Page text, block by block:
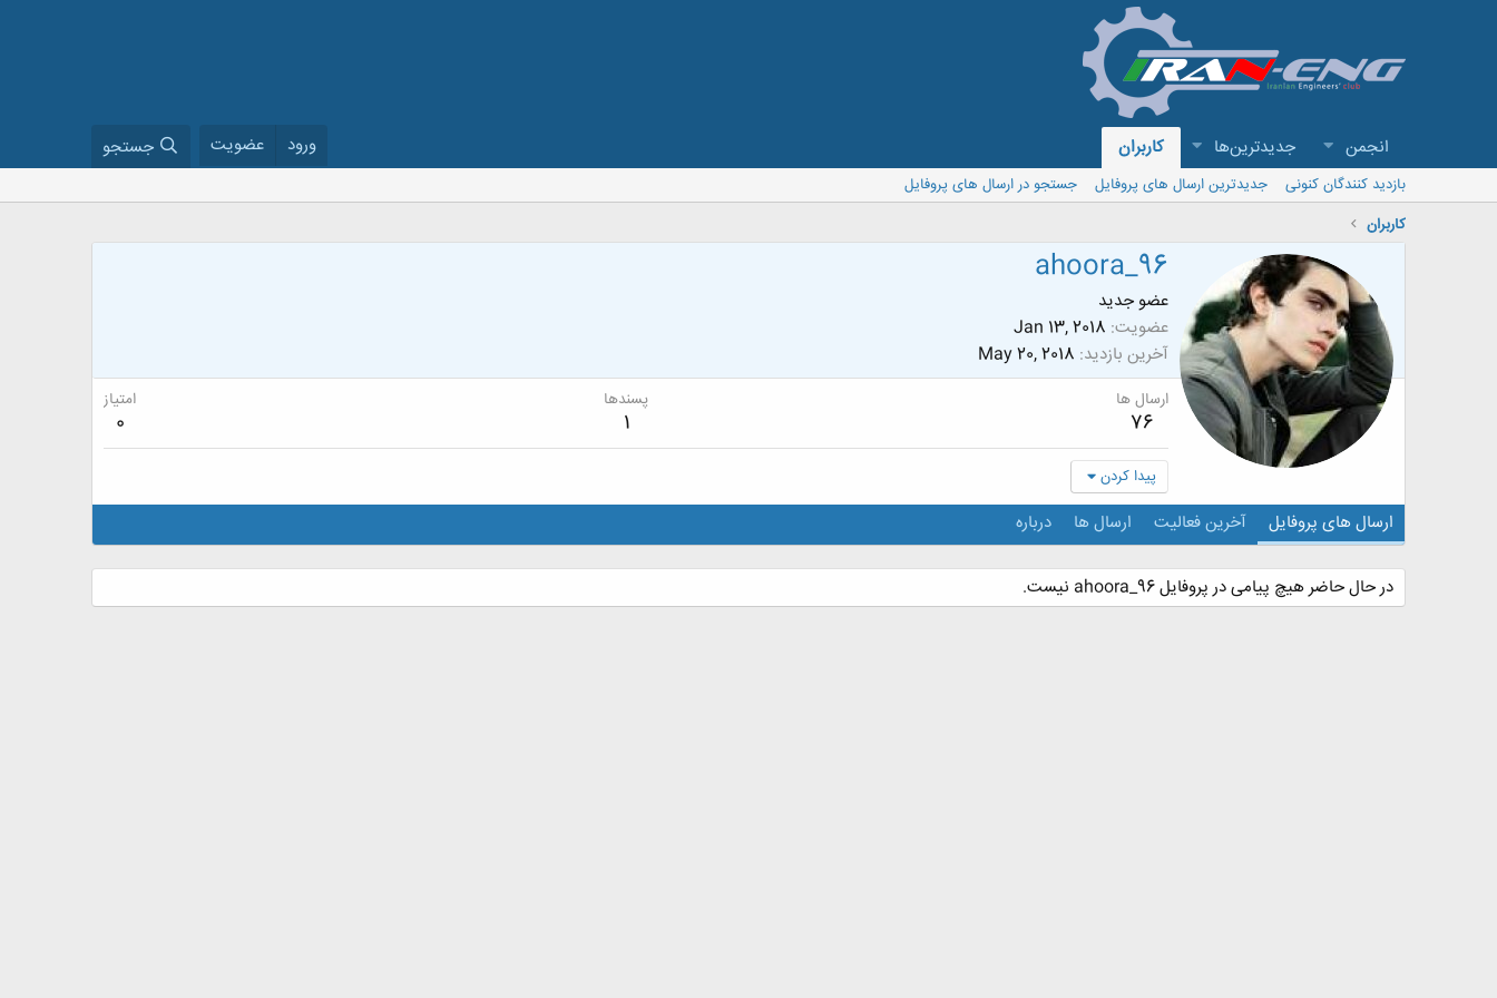
انجمن جدیدترین‌ها کاربران ورود عضویت جستجو
بازدید کنندگان کنونی جدیدترین ارسال های پروفایل
جستجو در ارسال های پروفایل
کاربران
ahoora_96
عضو جدید
عضویت Jan 13, 2018
آخرین بازدید May 20, 2018
ارسال ها
76
پسندها
1
امتیاز
0
پیدا کردن
ارسال های پروفایل آخرین فعالیت ارسال ها درباره
در حال حاضر هیچ پیامی در پروفایل ahoora_96 نیست.